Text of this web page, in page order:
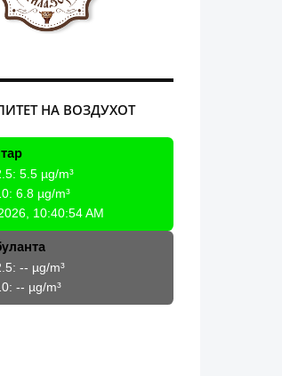
НА ВОЗДУХОТ
5.5 µg/m³
6.8 µg/m³
10:40:54 AM
-- µg/m³
-- µg/m³